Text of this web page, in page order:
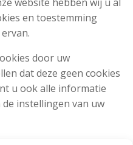
en toestemming
door uw
dat deze geen cookies
u ook alle informatie
instellingen van uw